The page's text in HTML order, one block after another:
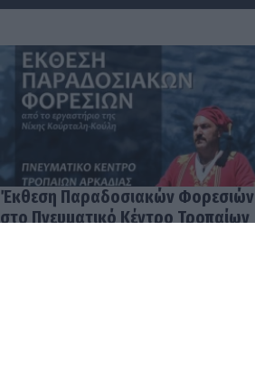
Έκθεση Παραδοσιακών Φορεσιών
στο Πνευματικό Κέντρο Τροπαίων